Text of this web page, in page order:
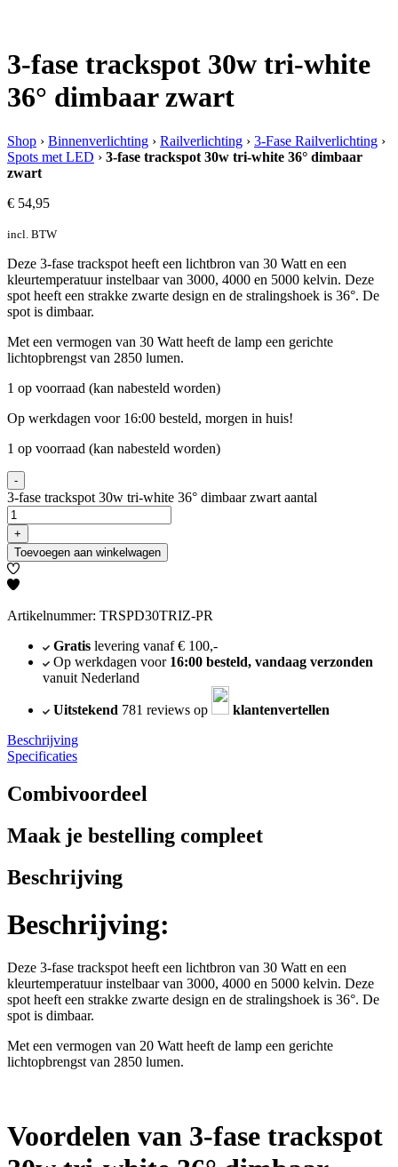
3-fase trackspot 30w tri-white
36° dimbaar zwart
Shop › Binnenverlichting › Railverlichting › 3-Fase Railverlichting ›
Spots met LED › 3-fase trackspot 30w tri-white 36° dimbaar
zwart
€ 54,95
incl. BTW
Deze 3-fase trackspot heeft een lichtbron van 30 Watt en een
kleurtemperatuur instelbaar van 3000, 4000 en 5000 kelvin. Deze
spot heeft een strakke zwarte design en de stralingshoek is 36°. De
spot is dimbaar.
Met een vermogen van 30 Watt heeft de lamp een gerichte
lichtopbrengst van 2850 lumen.
1 op voorraad (kan nabesteld worden)
Op werkdagen voor 16:00 besteld, morgen in huis!
1 op voorraad (kan nabesteld worden)
-
3-fase trackspot 30w tri-white 36° dimbaar zwart aantal
+
Toevoegen aan winkelwagen
Artikelnummer: TRSPD30TRIZ-PR
Gratislevering vanaf € 100,-
Op werkdagen voor 16:00 besteld, vandaag verzonden
vanuit Nederland
Uitstekend 781 reviews op
klantenvertellen
Beschrijving
Specificaties
Combivoordeel
Maak je bestelling compleet
Beschrijving
Beschrijving:
Deze 3-fase trackspot heeft een lichtbron van 30 Watt en een
kleurtemperatuur instelbaar van 3000, 4000 en 5000 kelvin. Deze
spot heeft een strakke zwarte design en de stralingshoek is 36°. De
spot is dimbaar.
Met een vermogen van 20 Watt heeft de lamp een gerichte
lichtopbrengst van 2850 lumen.
Voordelen van 3-fase trackspot